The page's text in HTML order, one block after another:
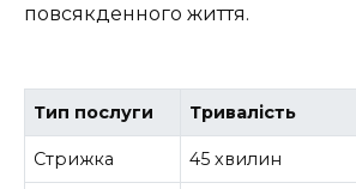
повсякденного життя.
Тип послуги Тривалість
Стрижка 45 хвилин